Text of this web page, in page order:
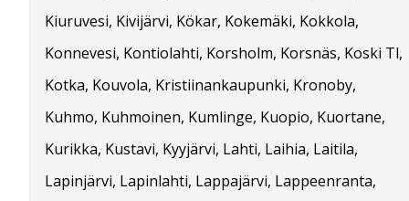
Kiuruvesi, Kivijärvi, Kökar, Kokemäki, Kokkola,
Konnevesi, Kontiolahti, Korsholm, Korsnäs, Koski Tl,
Kotka, Kouvola, Kristiinankaupunki, Kronoby,
Kuhmo, Kuhmoinen, Kumlinge, Kuopio, Kuortane,
Kurikka, Kustavi, Kyyjärvi, Lahti, Laihia, Laitila,
Lapinjärvi, Lapinlahti, Lappajärvi, Lappeenranta,